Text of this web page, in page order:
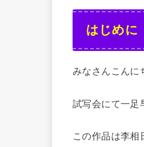
はじめに
みなさんこんに
試写会にて一足
この作品は李相